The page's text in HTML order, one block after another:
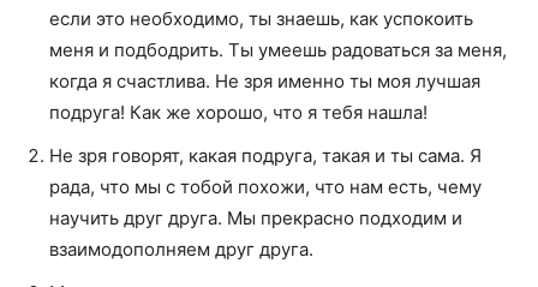
если это необходимо, ты знаешь, как успокоить
меня и подбодрить. Ты умеешь радоваться за меня,
когда я счастлива. Не зря именно ты моя лучшая
подруга! Как же хорошо, что я тебя нашла!
Не зря говорят, какая подруга, такая и ты сама. Я
рада, что мы с тобой похожи, что нам есть, чему
научить друг друга. Мы прекрасно подходим и
взаимодополняем друг друга.